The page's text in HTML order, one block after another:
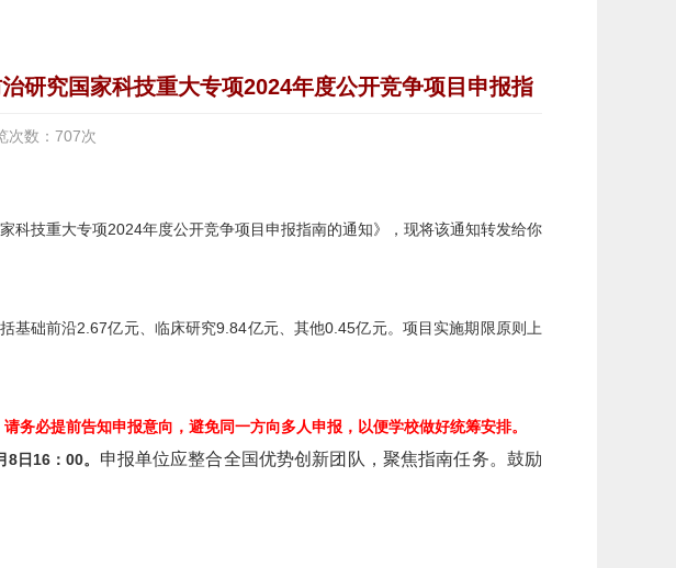
研究国家科技重大专项2024年度公开竞争项目申报指
数： 707次
科技重大专项2024年度公开竞争项目申报指南的通知》，现将该通知转发给你
基础前沿2.67亿元、临床研究9.84亿元、其他0.45亿元。项目实施期限原则上
务必提前告知申报意向，避免同一方向多人申报，以便学校做好统筹安排。
8日 16 ：00。 申报单位应整合全国优势创新团队，聚焦指南任务。鼓励